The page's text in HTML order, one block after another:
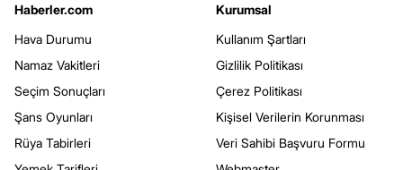
Haberler.com
Hava Durumu
Namaz Vakitleri
Seçim Sonuçları
Şans Oyunları
Rüya Tabirleri
Kurumsal
Kullanım Şartları
Gizlilik Politikası
Çerez Politikası
Kişisel Verilerin Korunması
Veri Sahibi Başvuru Formu